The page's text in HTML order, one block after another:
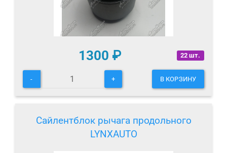
22 шт.
1300 ₽
- + В КОРЗИНУ
Сайлентблок рычага продольного
LYNXAUTO